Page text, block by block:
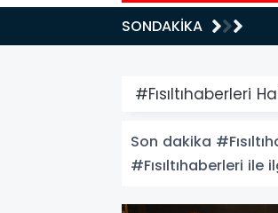
SONDAKİKA
#Fısıltıhaberleri
Son dakika
#Fısıltıhaberleri ile